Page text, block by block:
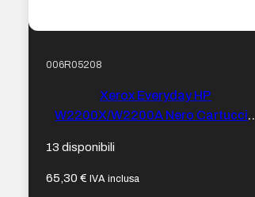
006R05208
Xerox Everyday HP
W2200X/W2200A Nero Cartuccia
13 disponibili
65,30€ IVA inclusa